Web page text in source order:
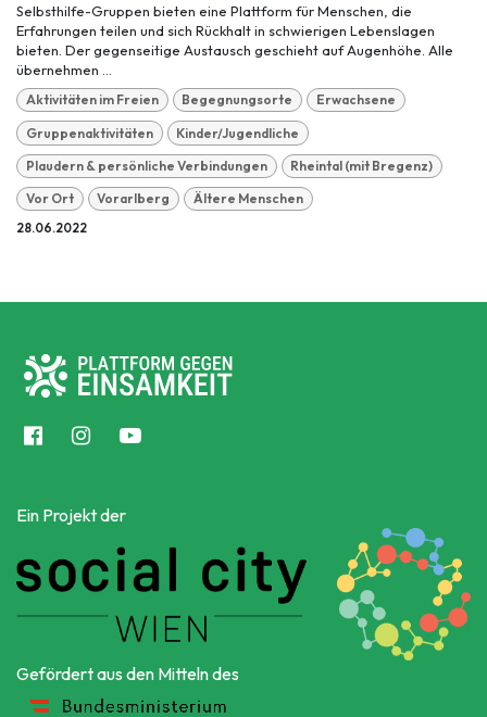
Selbsthilfe-Gruppen bieten eine Plattform für Menschen, die
Erfahrungen teilen und sich Rückhalt in schwierigen Lebenslagen
bieten. Der gegenseitige Austausch geschieht auf Augenhöhe. Alle
übernehmen ...
Aktivitäten im Freien Begegnungsorte Erwachsene
Gruppenaktivitäten Kinder/Jugendliche
Plaudern & persönliche Verbindungen Rheintal (mit Bregenz)
Vor Ort Vorarlberg Ältere Menschen
28.06.2022
Ein Projekt der
Gefördert aus den Mitteln des